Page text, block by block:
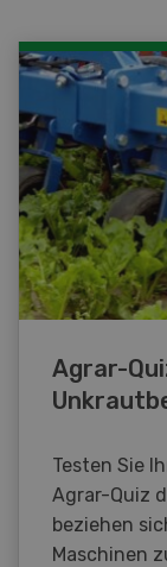
Agrar-
Testen Sie
Agrar-Quiz
beziehen
Maschinen